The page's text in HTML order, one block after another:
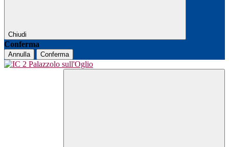
Chiudi
Conferma
Annulla Conferma